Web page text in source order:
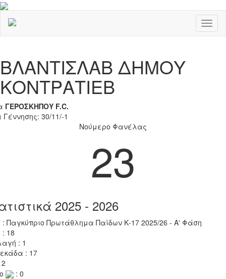
ΒΛΑΝΤΙΣΛΑΒ ΔΗΜΟΥ
ΚΟΝΤΡΑΤΙΕΒ
ΓΕΡΟΣΚΗΠΟΥ F.C.
30/11/-1
Νούμερο Φανέλας
23
2025 - 2026
: Παγκύπριο Πρωτάθλημα Παίδων Κ-17 2025/26 - Α' Φάση
18
: 1
: 17
: 0